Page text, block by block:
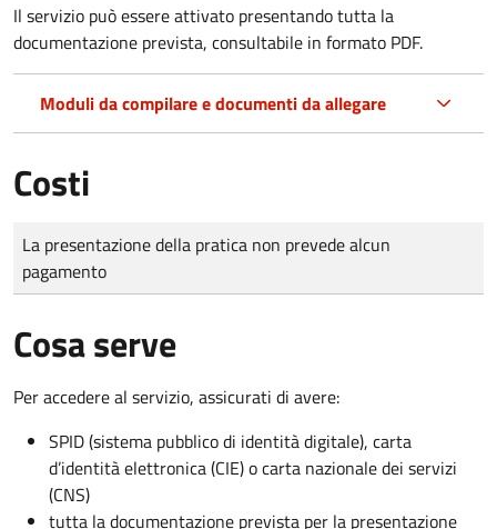
Il servizio può essere attivato presentando tutta la
documentazione prevista, consultabile in formato PDF.
Moduli da compilare e documenti da allegare
Costi
Tipo di pagamento
Importo
La presentazione della pratica non prevede alcun
pagamento
Cosa serve
Per accedere al servizio, assicurati di avere:
SPID (sistema pubblico di identità digitale), carta
d’identità elettronica (CIE) o carta nazionale dei servizi
(CNS)
tutta la documentazione prevista per la presentazione